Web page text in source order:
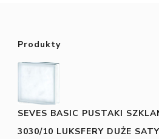
Produkty
SEVES BASIC PUSTAKI
3030/10 LUKSFERY DUŻE